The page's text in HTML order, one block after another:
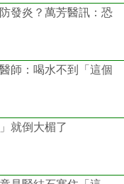
發炎？萬芳醫訊：恐
師：喝水不到「這個
就倒大楣了